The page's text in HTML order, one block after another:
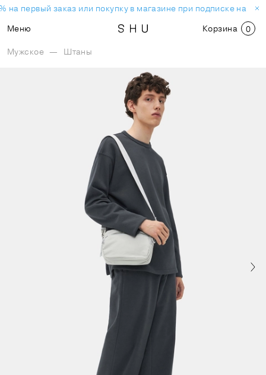
на первый заказ или покупку в магазине при подписке на
Меню
Корзина 0
Мужское — Штаны